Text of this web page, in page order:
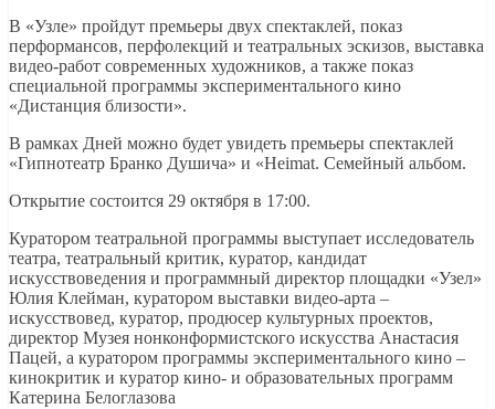
В «Узле» пройдут премьеры двух спектаклей, показ
перформансов, перфолекций и театральных эскизов, выставка
видео-работ современных художников, а также показ
специальной программы экспериментального кино
«Дистанция близости».
В рамках Дней можно будет увидеть премьеры спектаклей
«Гипнотеатр Бранко Душича» и «Heimat. Семейный альбом.
Открытие состоится 29 октября в 17:00.
Куратором театральной программы выступает исследователь
театра, театральный критик, куратор, кандидат
искусствоведения и программный директор площадки «Узел»
Юлия Клейман, куратором выставки видео-арта –
искусствовед, куратор, продюсер культурных проектов,
директор Музея нонконформистского искусства Анастасия
Пацей, а куратором программы экспериментального кино –
кинокритик и куратор кино- и образовательных программ
Катерина Белоглазова